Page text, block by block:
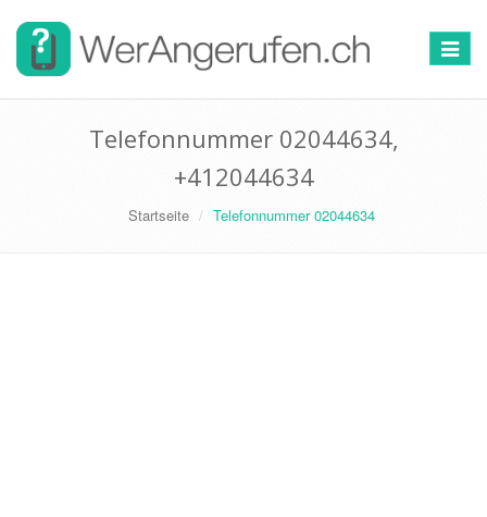
Toggle
Telefonnummer 02044634,
+412044634
Startseite Telefonnummer 02044634